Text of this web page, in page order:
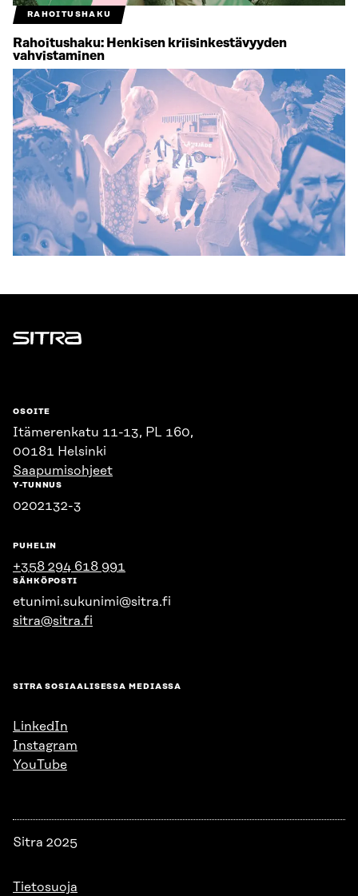
RAHOITUSHAKU
Rahoitushaku: Henkisen kriisinkestävyyden
vahvistaminen
Sitra
OSOITE
Itämerenkatu 11-13, PL 160,
00181 Helsinki
Saapumisohjeet
Y-TUNNUS
0202132-3
PUHELIN
+358 294 618 991
SÄHKÖPOSTI
etunimi.sukunimi@sitra.fi
sitra@sitra.fi
SITRA SOSIAALISESSA MEDIASSA
LinkedIn
Instagram
YouTube
Sitra 2025
Tietosuoja